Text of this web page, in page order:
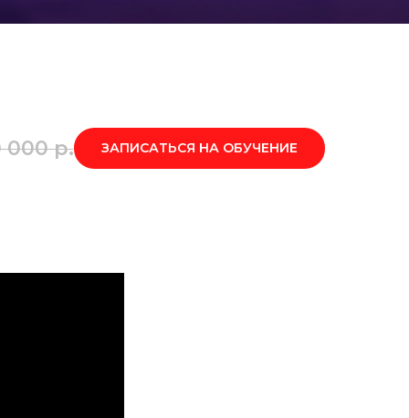
000 р. ЗАПИСАТЬСЯ НА ОБУЧЕНИЕ